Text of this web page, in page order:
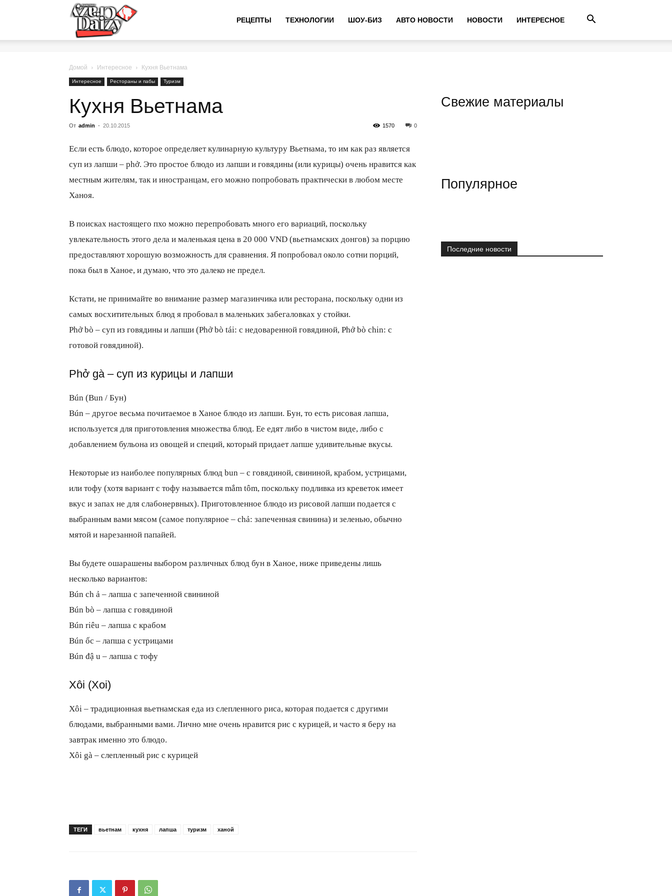
—
новости
всем
РЕЦЕПТЫ ТЕХНОЛОГИИ ШОУ-БИЗ АВТО НОВОСТИ НОВОСТИ ИНТЕРЕСНОЕ
Домой Интересное Кухня Вьетнама
Интересное Рестораны и пабы Туризм
Кухня Вьетнама
От admin - 20.10.2015 0
1570
Если есть блюдо, которое определяет кулинарную культуру Вьетнама, то им как раз является
суп из лапши – phở. Это простое блюдо из лапши и говядины (или курицы) очень нравится как
местным жителям, так и иностранцам, его можно попробовать практически в любом месте
Ханоя.
В поисках настоящего пхо можно перепробовать много его вариаций, поскольку
увлекательность этого дела и маленькая цена в 20 000 VND (вьетнамских донгов) за порцию
предоставляют хорошую возможность для сравнения. Я попробовал около сотни порций,
пока был в Ханое, и думаю, что это далеко не предел.
Кстати, не принимайте во внимание размер магазинчика или ресторана, поскольку одни из
самых восхитительных блюд я пробовал в маленьких забегаловках у стойки.
Phở bò – суп из говядины и лапши (Phở bò tái: с недоваренной говядиной, Phở bò chin: с
готовой говядиной).
Phở gà – суп из курицы и лапши
Bún (Bun / Бун)
Bún – другое весьма почитаемое в Ханое блюдо из лапши. Бун, то есть рисовая лапша,
используется для приготовления множества блюд. Ее едят либо в чистом виде, либо с
добавлением бульона из овощей и специй, который придает лапше удивительные вкусы.
Некоторые из наиболее популярных блюд bun – с говядиной, свининой, крабом, устрицами,
или тофу (хотя вариант с тофу называется mắm tôm, поскольку подливка из креветок имеет
вкус и запах не для слабонервных). Приготовленное блюдо из рисовой лапши подается с
выбранным вами мясом (самое популярное – chả: запеченная свинина) и зеленью, обычно
мятой и нарезанной папайей.
Вы будете ошарашены выбором различных блюд бун в Ханое, ниже приведены лишь
несколько вариантов:
Bún ch ả – лапша с запеченной свининой
Bún bò – лапша с говядиной
Bún riêu – лапша с крабом
Bún ốc – лапша с устрицами
Bún đậ u – лапша с тофу
Xôi (Xoi)
Xôi – традиционная вьетнамская еда из слепленного риса, которая подается с другими
блюдами, выбранными вами. Лично мне очень нравится рис с курицей, и часто я беру на
завтрак именно это блюдо.
Xôi gà – слепленный рис с курицей
ТЕГИ вьетнам кухня лапша туризм ханой
Свежие материалы
Популярное
Последние новости